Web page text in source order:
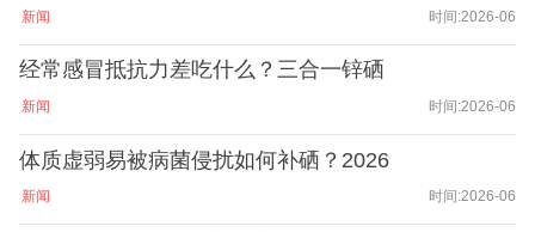
新闻 时间:2026-06
经常感冒抵抗力差吃什么？三合一锌硒
新闻 时间:2026-06
体质虚弱易被病菌侵扰如何补硒？2026
新闻 时间:2026-06